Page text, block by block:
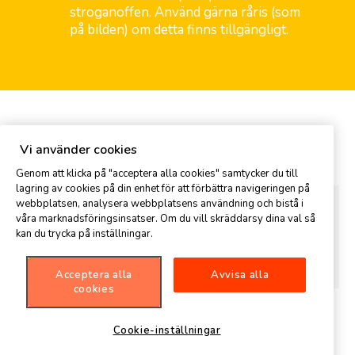
stroganoffen. Använd gärna råris (som
på bilden) om detta finns tillgängligt.
Kommentar
Vi använder cookies
Genom att klicka på "acceptera alla cookies" samtycker du till
lagring av cookies på din enhet för att förbättra navigeringen på
webbplatsen, analysera webbplatsens användning och bistå i
våra marknadsföringsinsatser. Om du vill skräddarsy dina val så
kan du trycka på inställningar.
Acceptera alla
cookies
Avvisa alla
Cookie-inställningar